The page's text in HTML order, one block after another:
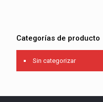
Categorías de producto
Sin categorizar